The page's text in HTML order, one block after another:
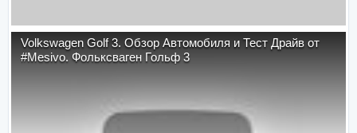
Volkswagen Golf 3. Обзор Автомобиля и Тест Драйв от
#Mesivo. Фольксваген Гольф 3